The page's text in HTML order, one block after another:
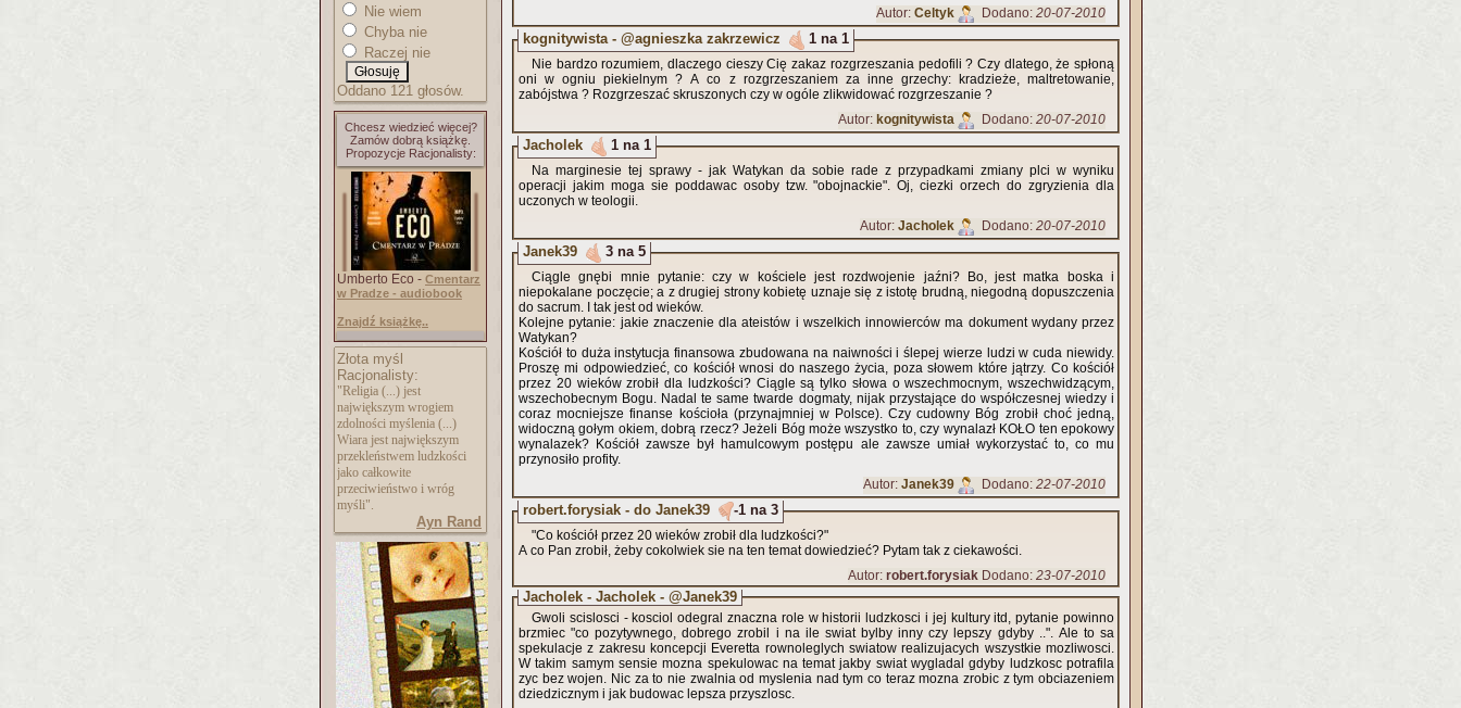
Nie wiem
Chyba nie
Raczej nie
Oddano 121 głosów.
Chcesz wiedzieć więcej?
Zamów dobrą książkę.
Propozycje Racjonalisty:
Umberto Eco - Cmentarz
w Pradze - audiobook
Znajdź książkę..
Złota myśl
Racjonalisty:
"Religia (...) jest
największym wrogiem
zdolności myślenia (...)
Wiara jest największym
przekleństwem ludzkości
jako całkowite
przeciwieństwo i wróg
myśli".
Ayn Rand
Autor: Celtyk Dodano: 20-07-2010
kognitywista - @agnieszka zakrzewicz 1 na 1
Nie bardzo rozumiem, dlaczego cieszy Cię zakaz rozgrzeszania pedofili ? Czy dlatego, że spłoną
oni w ogniu piekielnym ? A co z rozgrzeszaniem za inne grzechy: kradzieże, maltretowanie,
zabójstwa ? Rozgrzeszać skruszonych czy w ogóle zlikwidować rozgrzeszanie ?
Autor: kognitywista Dodano: 20-07-2010
Jacholek 1 na 1
Na marginesie tej sprawy - jak Watykan da sobie rade z przypadkami zmiany plci w wyniku
operacji jakim moga sie poddawac osoby tzw. "obojnackie". Oj, ciezki orzech do zgryzienia dla
uczonych w teologii.
Autor: Jacholek Dodano: 20-07-2010
Janek39 3 na 5
Ciągle gnębi mnie pytanie: czy w kościele jest rozdwojenie jaźni? Bo, jest matka boska i
niepokalane poczęcie; a z drugiej strony kobietę uznaje się z istotę brudną, niegodną dopuszczenia
do sacrum. I tak jest od wieków.
Kolejne pytanie: jakie znaczenie dla ateistów i wszelkich innowierców ma dokument wydany przez
Watykan?
Kościół to duża instytucja finansowa zbudowana na naiwności i ślepej wierze ludzi w cuda niewidy.
Proszę mi odpowiedzieć, co kościół wnosi do naszego życia, poza słowem które jątrzy. Co kościół
przez 20 wieków zrobił dla ludzkości? Ciągle są tylko słowa o wszechmocnym, wszechwidzącym,
wszechobecnym Bogu. Nadal te same twarde dogmaty, nijak przystające do współczesnej wiedzy i
coraz mocniejsze finanse kościoła (przynajmniej w Polsce). Czy cudowny Bóg zrobił choć jedną,
widoczną gołym okiem, dobrą rzecz? Jeżeli Bóg może wszystko to, czy wynalazł KOŁO ten epokowy
wynalazek? Kościół zawsze był hamulcowym postępu ale zawsze umiał wykorzystać to, co mu
przynosiło profity.
Autor: Janek39 Dodano: 22-07-2010
robert.forysiak - do Janek39 -1 na 3
"Co kościół przez 20 wieków zrobił dla ludzkości?"
A co Pan zrobił, żeby cokolwiek sie na ten temat dowiedzieć? Pytam tak z ciekawości.
Autor: robert.forysiak Dodano: 23-07-2010
Jacholek - Jacholek - @Janek39
Gwoli scislosci - kosciol odegral znaczna role w historii ludzkosci i jej kultury itd, pytanie powinno
brzmiec "co pozytywnego, dobrego zrobil i na ile swiat bylby inny czy lepszy gdyby ..". Ale to sa
spekulacje z zakresu koncepcji Everetta rownoleglych swiatow realizujacych wszystkie mozliwosci.
W takim samym sensie mozna spekulowac na temat jakby swiat wygladal gdyby ludzkosc potrafila
zyc bez wojen. Nic za to nie zwalnia od myslenia nad tym co teraz mozna zrobic z tym obciazeniem
dziedzicznym i jak budowac lepsza przyszlosc.